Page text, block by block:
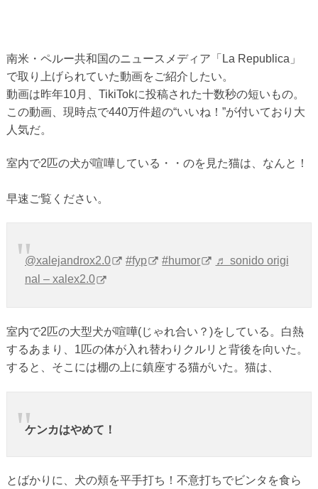
南米・ペルー共和国のニュースメディア「La Republica」
で取り上げられていた動画をご紹介したい。
動画は昨年10月、TikiTokに投稿された十数秒の短いもの。
この動画、現時点で440万件超の“いいね！”が付いており大
人気だ。
室内で2匹の犬が喧嘩している・・のを見た猫は、なんと！
早速ご覧ください。
@xalejandrox2.0 #fyp #humor
♬ sonido origi
nal – xalex2.0
室内で2匹の大型犬が喧嘩(じゃれ合い？)をしている。白熱
するあまり、1匹の体が入れ替わりクルリと背後を向いた。
すると、そこには棚の上に鎮座する猫がいた。猫は、
ケンカはやめて！
とばかりに、犬の頬を平手打ち！不意打ちでビンタを食ら